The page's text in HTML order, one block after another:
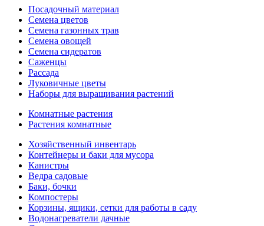
Посадочный материал
Семена цветов
Семена газонных трав
Семена овощей
Семена сидератов
Саженцы
Рассада
Луковичные цветы
Наборы для выращивания растений
Комнатные растения
Растения комнатные
Хозяйственный инвентарь
Контейнеры и баки для мусора
Канистры
Ведра садовые
Баки, бочки
Компостеры
Корзины, ящики, сетки для работы в саду
Водонагреватели дачные